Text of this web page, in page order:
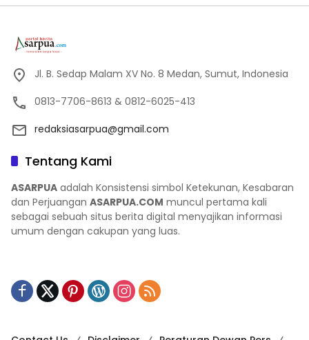
Jl. B. Sedap Malam XV No. 8 Medan, Sumut, Indonesia
0813-7706-8613 & 0812-6025-413
redaksiasarpua@gmail.com
Tentang Kami
ASARPUA adalah Konsistensi simbol Ketekunan, Kesabaran
dan Perjuangan ASARPUA.COM muncul pertama kali
sebagai sebuah situs berita digital menyajikan informasi
umum dengan cakupan yang luas.